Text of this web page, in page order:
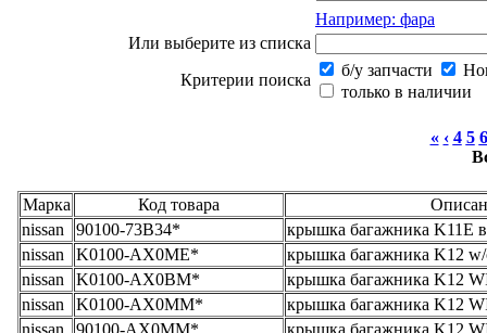
Например: фара
Или выберите из списка
Критерии поиска
б/у запчасти
только в наличии
« ‹ 4 5 6
Марка Код товара
nissan
90100-73B34*
крышка багажника K11E
nissan
K0100-AX0ME*
крышка багажника K12
nissan
K0100-AX0BM*
крышка багажника K12
nissan
K0100-AX0MM*
крышка багажника K12
nissan
90100-AX0MM*
крышка багажника K12